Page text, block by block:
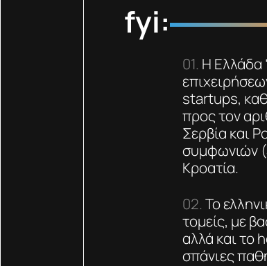
fyi:
Η Ελλάδα
startups,
προς τον
Σερβία και
συμφωνιών
Κροατία.
Το
τομείς, με
αλλά και το
σπάνιες